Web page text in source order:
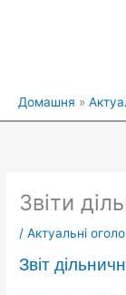
Домашня
Звіти
/Актуальні
Звіт